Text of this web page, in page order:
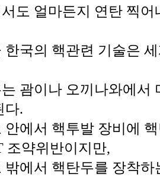
도 얼마든지 연탄 찍어
한국의 핵관련 기술은
괌이나 오끼나와에서
다.
안에서 핵투발 장비에
조약위반이지만,
밖에서 핵탄두를 장착하